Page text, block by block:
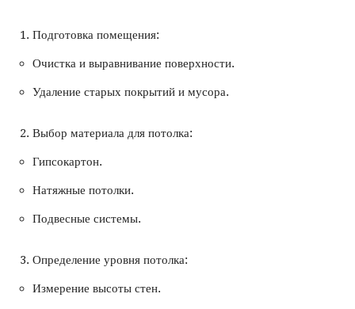
Подготовка помещения:
Очистка и выравнивание поверхности.
Удаление старых покрытий и мусора.
Выбор материала для потолка:
Гипсокартон.
Натяжные потолки.
Подвесные системы.
Определение уровня потолка:
Измерение высоты стен.